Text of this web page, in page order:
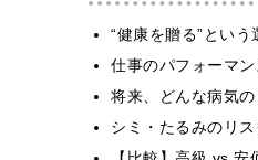
“健康を贈る”とい
仕事のパフォーマ
将来、どんな病気
シミ・たるみのリ